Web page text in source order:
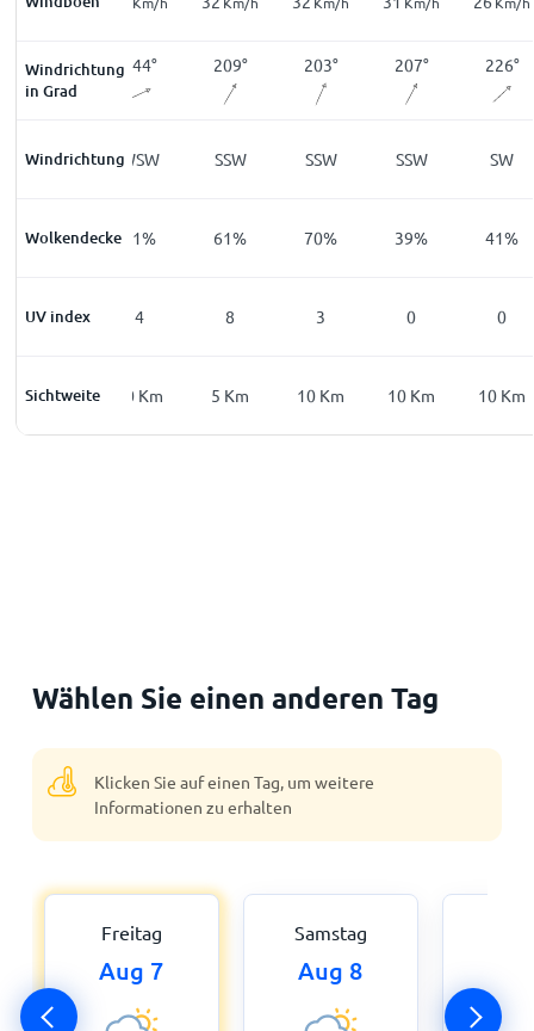
Windrichtung
in Grad
253° 244° 209° 203° 207° 226°
Windrichtung
WSW WSW SSW SSW SSW SW
Wolkendecke
63% 41% 61% 70% 39% 41%
UV index
0 4 8 3 0 0
Sichtweite
10Km 10 Km 5 Km 10 Km 10 Km 10 Km
Wählen Sie einen anderen Tag
Klicken Sie auf einen Tag, um weitere
Informationen zu erhalten
Freitag
Aug 7
Samstag
Aug 8